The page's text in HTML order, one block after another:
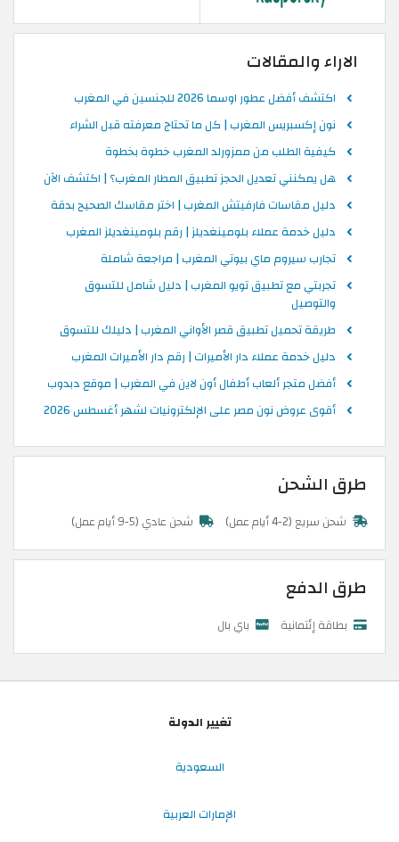
الاراء والمقالات
اكتشف أفضل عطور اوسما 2026 للجنسين في المغرب
نون إكسبريس المغرب | كل ما تحتاج معرفته قبل الشراء
كيفية الطلب من ممزورلد المغرب خطوة بخطوة
هل يمكنني تعديل الحجز تطبيق المطار المغرب؟ | اكتشف الآن
دليل مقاسات فارفيتش المغرب | اختر مقاسك الصحيح بدقة
دليل خدمة عملاء بلومينغديلز | رقم بلومينغديلز المغرب
تجارب سيروم ماي بيوتي المغرب | مراجعة شاملة
تجربتي مع تطبيق تويو المغرب | دليل شامل للتسوق
والتوصيل
طريقة تحميل تطبيق قصر الأواني المغرب | دليلك للتسوق
دليل خدمة عملاء دار الأميرات | رقم دار الأميرات المغرب
أفضل متجر ألعاب أطفال أون لاين في المغرب | موقع دبدوب
أقوى عروض نون مصر على الإلكترونيات لشهر أغسطس 2026
طرق الشحن
شحن سريع (2-4 أيام عمل) شحن عادي (5-9 أيام عمل)
طرق الدفع
بطاقة إئتمانية باي بال
تغيير الدولة
السعودية
الإمارات العربية